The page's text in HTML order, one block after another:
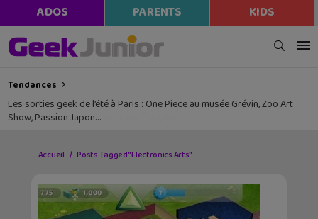
ADOS PARENTS KIDS
Tendances
Les sorties geek de l’été à Paris : One Piece au musée Grévin, Zoo Art
Show, Passion Japon…
Accueil Posts Tagged "Electronics Arts"